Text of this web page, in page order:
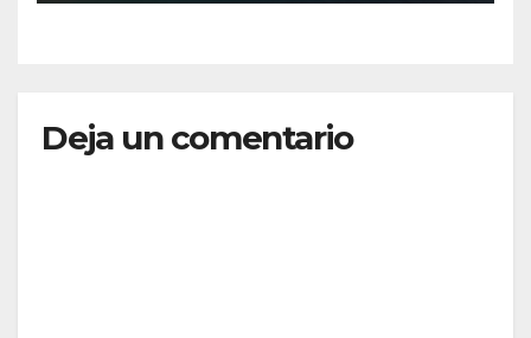
Deja un comentario